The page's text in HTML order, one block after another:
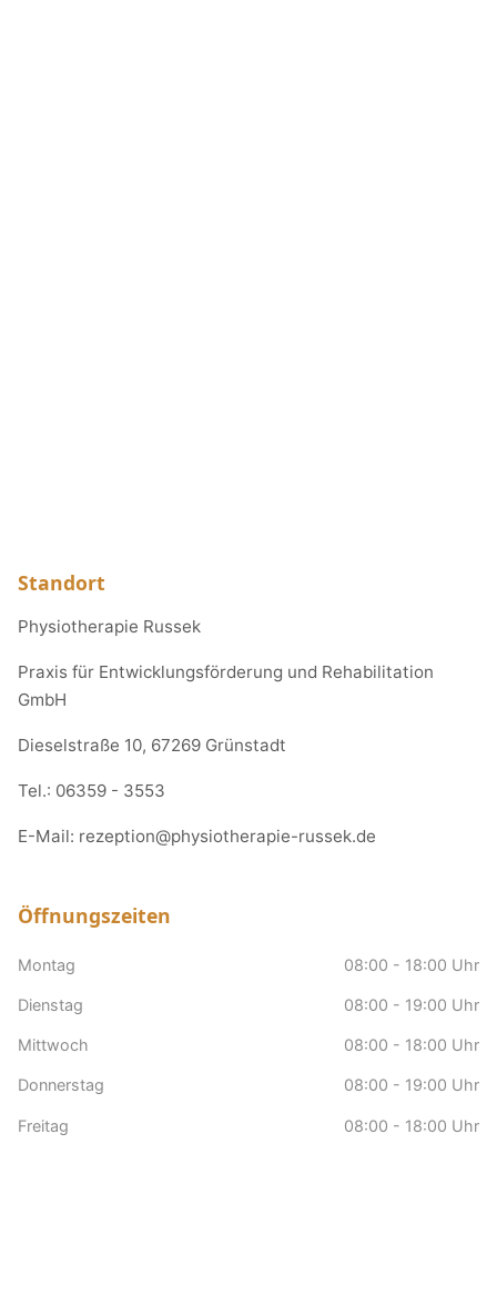
Standort
Physiotherapie Russek
Praxis für Entwicklungsförderung und Rehabilitation
GmbH
Dieselstraße 10, 67269 Grünstadt
Tel.: 06359 - 3553
E-Mail: rezeption@physiotherapie-russek.de
Öffnungszeiten
Montag 08:00 - 18:00 Uhr
Dienstag 08:00 - 19:00 Uhr
Mittwoch 08:00 - 18:00 Uhr
Donnerstag 08:00 - 19:00 Uhr
Freitag 08:00 - 18:00 Uhr